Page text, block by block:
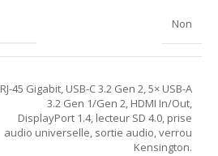
Non
RJ-45 Gigabit, USB-C 3.2 Gen 2, 5× USB-A
3.2 Gen 1/Gen 2, HDMI In/Out,
DisplayPort 1.4, lecteur SD 4.0, prise
audio universelle, sortie audio, verrou
Kensington.